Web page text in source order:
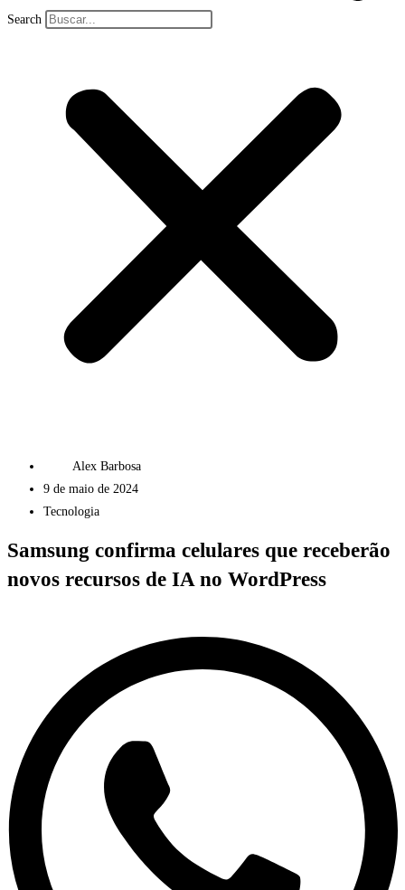
Search
Alex Barbosa
9 de maio de 2024
Tecnologia
Samsung confirma celulares que receberão
novos recursos de IA no WordPress